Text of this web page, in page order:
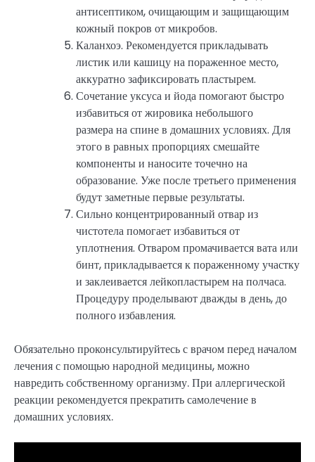
антисептиком, очищающим и защищающим
кожный покров от микробов.
Каланхоэ. Рекомендуется прикладывать
листик или кашицу на пораженное место,
аккуратно зафиксировать пластырем.
Сочетание уксуса и йода помогают быстро
избавиться от жировика небольшого
размера на спине в домашних условиях. Для
этого в равных пропорциях смешайте
компоненты и наносите точечно на
образование. Уже после третьего применения
будут заметные первые результаты.
Сильно концентрированный отвар из
чистотела помогает избавиться от
уплотнения. Отваром промачивается вата или
бинт, прикладывается к пораженному участку
и заклеивается лейкопластырем на полчаса.
Процедуру проделывают дважды в день, до
полного избавления.
Обязательно проконсультируйтесь с врачом перед началом
лечения с помощью народной медицины, можно
навредить собственному организму. При аллергической
реакции рекомендуется прекратить самолечение в
домашних условиях.